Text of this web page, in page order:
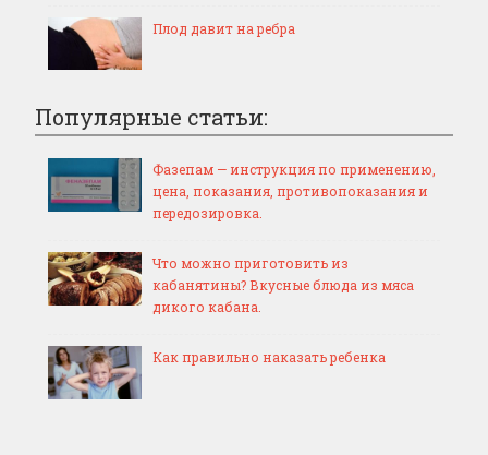
Плод давит на ребра
Популярные статьи:
Фазепам — инструкция по применению,
цена, показания, противопоказания и
передозировка.
Что можно приготовить из
кабанятины? Вкусные блюда из мяса
дикого кабана.
Как правильно наказать ребенка